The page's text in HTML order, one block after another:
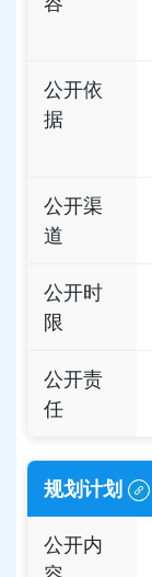
公开依
据
公开渠
道
公开时
限
公开责
任
规划计划
公开内